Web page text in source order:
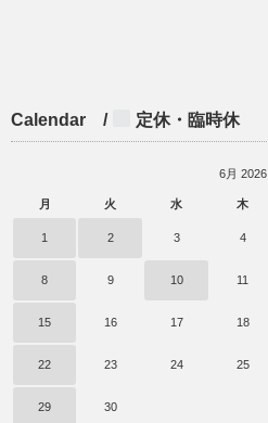
Calendar / 定休・臨時休
6月 2026
月 火 水 木
1 2 3 4
8 9 10 11
15 16 17 18
22 23 24 25
29 30